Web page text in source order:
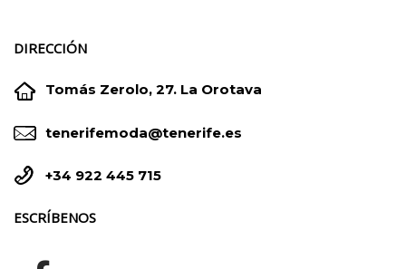
DIRECCIÓN

 Tomás Zerolo, 27. La Orotava

 tenerifemoda@tenerife.es

 +34 922 445 715
ESCRÍBENOS